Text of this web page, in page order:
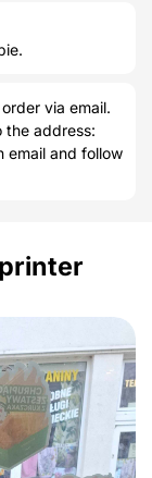
via email.
the address:
email and follow